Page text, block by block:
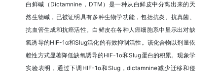
白鲜碱（Dictamnine，DTM）是一种从白鲜皮中分离出来的天
然生物碱，已被证明具有多种生物学功能，包括抗炎、抗真菌、
抗血管生成和抗癌活性。白鲜皮在各种人癌细胞系中显示出对缺
氧诱导的HIF-1α和Slug活化的有效抑制活性。该化合物以剂量依
赖性方式显著降低缺氧诱导的HIF-1α和Slug蛋白的积累。现象学
实验表明，通过下调HIF-1α和Slug，dictamnine减少迁移和侵